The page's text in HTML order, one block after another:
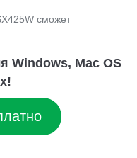
сможет
Windows, Mac OS